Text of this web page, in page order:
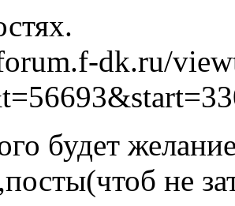
dk.ru/
будет
не